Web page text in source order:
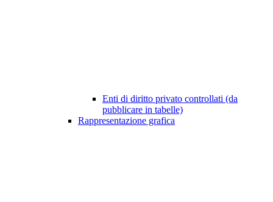
Enti di diritto privato controllati (da
pubblicare in tabelle)
Rappresentazione grafica